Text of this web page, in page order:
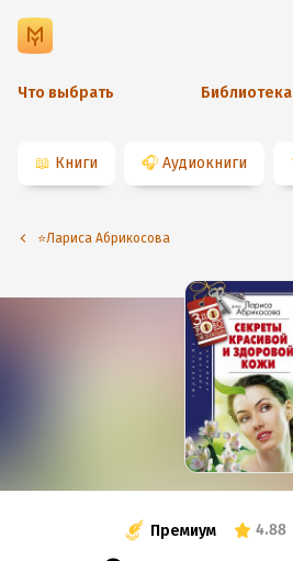
Что выбрать Библиотека
📖 Книги 🎧 Аудиокниги
⭐️Лариса Абрикосова
Премиум 4.88